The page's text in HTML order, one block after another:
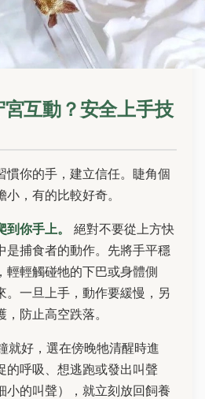
互動？安全上手技
慣你的手，建立信任。睫角個
，有的比較好奇。
你手上。
絕對不要從上方快
是捕食者的動作。先將手平穩
輕輕觸碰牠的下巴或身體側
。一旦上手，動作要緩慢，另
防止高空跌落。
就好，選在傍晚牠清醒時進
的呼吸、想逃跑或發出叫聲
小的叫聲），就立刻放回飼養